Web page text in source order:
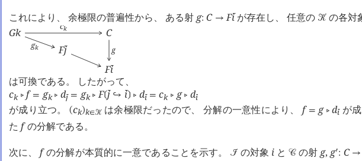
これにより、 余極限の普遍性から、 ある射 g: C → F󰔄
iが存在し、 任意の 󰒢 の各対
Gk
C
F󰔄
j
F󰔄
i
ck
g
gk
は可換である。 したがって、
ck 󰖡 f = gk 󰖡 d󰔄
j = gk 󰖡 F❲󰔄
j ↪ 󰔄
i❳ 󰖡 d󰔄
i = ck 󰖡 g 󰖡 d󰔄
i
が成り立つ。 (ck)k∈󰒢は余極限だったので、 分解の一意性により、 f = g 󰖡 d󰔄
iが成
た fの分解である。
次に、fの分解が本質的に一意であることを示す。 󰒠 の対象 i と󰒚の射 g, g󰎘: C →